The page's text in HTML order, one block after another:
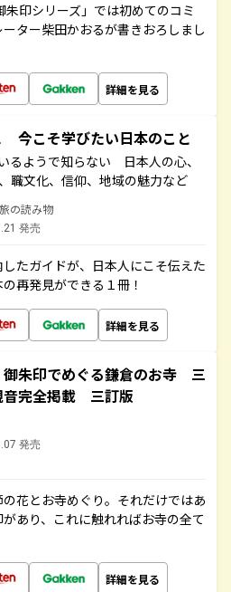
印シリーズ」では初めてのコミ
ター柴田かおるが書きおろしまし
詳細を見る
今こそ学びたい日本のこと
るようで知らない 日本人の心、
職文化、信仰、地域の魅力など
の読み物
発売
たガイドが、日本人にこそ伝えた
再発見ができる１冊！
詳細を見る
朱印でめぐる鎌倉のお寺 三
音完全掲載 三訂版
発売
花とお寺めぐり。それだけではあ
あり、これに触れればお寺の全て
詳細を見る